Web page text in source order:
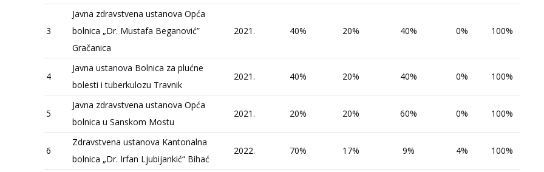
3
Javna zdravstvena ustanova Opća
bolnica „Dr. Mustafa Beganović”
Gračanica
2021. 40% 20% 40% 0% 100%
4
Javna ustanova Bolnica za plućne
bolesti i tuberkulozu Travnik
2021. 40% 20% 40% 0% 100%
5
Javna zdravstvena ustanova Opća
bolnica u Sanskom Mostu
2021. 20% 20% 60% 0% 100%
6
Zdravstvena ustanova Kantonalna
bolnica „Dr. Irfan Ljubijankić“ Bihać
2022. 70% 17% 9% 4% 100%